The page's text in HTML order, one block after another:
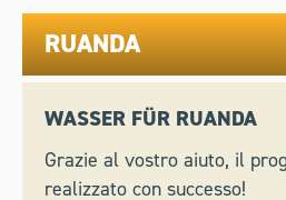
RUANDA
WASSER FÜR RUANDA
Grazie al vostro aiuto, il
realizzato con successo!